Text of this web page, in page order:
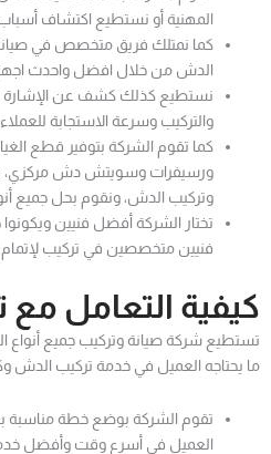
المهنية أو نستطيع اكتشاف
كما نمتلك فريق متخصص في
الدش من خلال افضل واحدث
نستطيع كذلك كشف عن الإشارة
والتركيب وسرعة الاستجابة
كما تقوم الشركة بتوفير قطع
ورسيفرات وسويتش دش مركزي،
وتركيب الدش، ونقوم بحل جميع
تختار الشركة أفضل فنيين
فنيين متخصصين في تركيب
كيفية التعامل
تستطيع شركة صيانة وتركيب جميع
ما يحتاجه العميل في خدمة تركيب الدش
تقوم الشركة بوضع خطة مناسبة
العميل في أسرع وقت وأفضل